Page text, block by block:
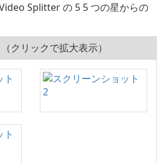
Splitter の 5 5 つの星からの
クリックで拡大表示）